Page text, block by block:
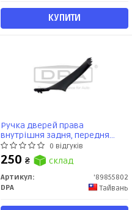
КУПИТИ
Ручка дверей права
внутрішня задня, передня
чорна BMW 5 F10, F11 (09-17)
(89855802) DPA
0 відгуків
250 ₴ склад
Артикул:
'89855802
DPA
Тайвань